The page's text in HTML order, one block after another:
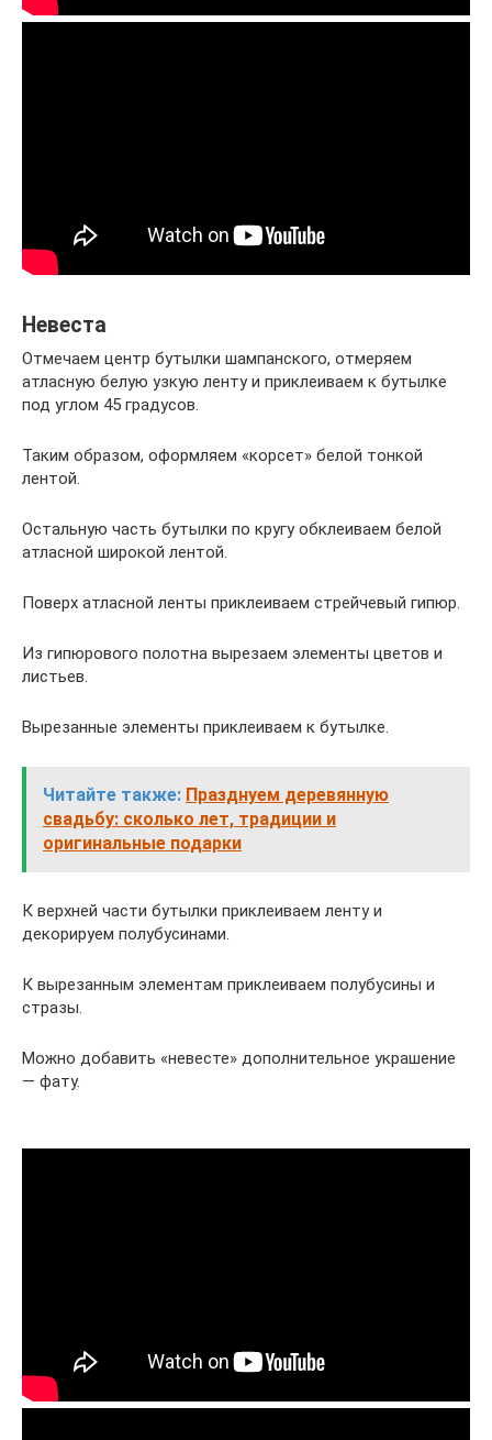
Невеста
Отмечаем центр бутылки шампанского, отмеряем
атласную белую узкую ленту и приклеиваем к бутылке
под углом 45 градусов.
Таким образом, оформляем «корсет» белой тонкой
лентой.
Остальную часть бутылки по кругу обклеиваем белой
атласной широкой лентой.
Поверх атласной ленты приклеиваем стрейчевый гипюр.
Из гипюрового полотна вырезаем элементы цветов и
листьев.
Вырезанные элементы приклеиваем к бутылке.
Читайте также: Празднуем деревянную
свадьбу: сколько лет, традиции и
оригинальные подарки
К верхней части бутылки приклеиваем ленту и
декорируем полубусинами.
К вырезанным элементам приклеиваем полубусины и
стразы.
Можно добавить «невесте» дополнительное украшение
— фату.